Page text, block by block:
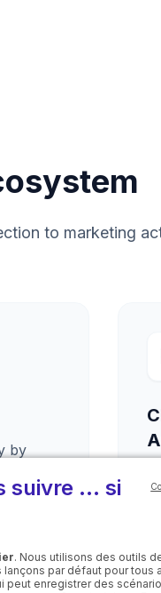
to marketing
by
suivre ... si
. Nous utilisons des outils
par défaut pour tous
peut enregistrer des